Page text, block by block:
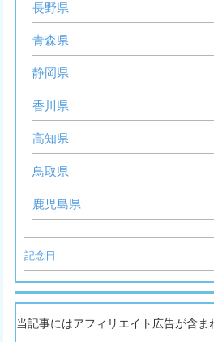
長野県
青森県
静岡県
香川県
高知県
鳥取県
鹿児島県
記念日
当記事にはアフィリエイト広告が含ま